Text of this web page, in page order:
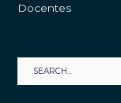
Docentes